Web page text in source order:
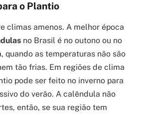
o Plantio
climas amenos. A melhor época
no Brasil é no outono ou no
quando as temperaturas não são
tão frias. Em regiões de clima
pode ser feito no inverno para
do verão. A calêndula não
então, se sua região tem